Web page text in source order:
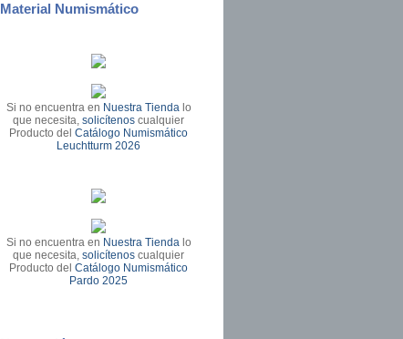
Material Numismático
Si no encuentra en Nuestra Tienda lo
que necesita,solicítenos cualquier
Producto delCatálogo Numismático
Leuchtturm 2026
Si no encuentra en Nuestra Tienda lo
que necesita,solicítenos cualquier
Producto delCatálogo Numismático
Pardo 2025